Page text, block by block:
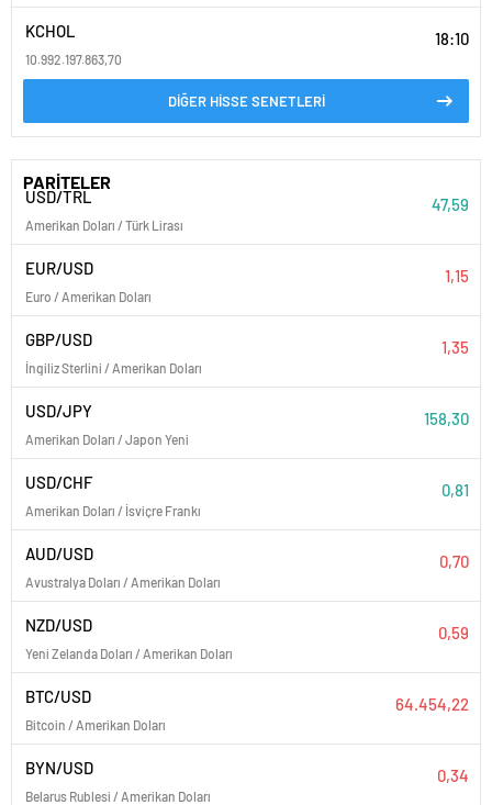
KCHOL
10.992.197.863,70
18:10
DİĞER HİSSE SENETLERİ
PARİTELER
USD/TRL
Amerikan Doları / Türk Lirası
47,59
EUR/USD
Euro / Amerikan Doları
1,15
GBP/USD
İngiliz Sterlini / Amerikan Doları
1,35
USD/JPY
Amerikan Doları / Japon Yeni
158,30
USD/CHF
Amerikan Doları / İsviçre Frankı
0,81
AUD/USD
Avustralya Doları / Amerikan Doları
0,70
NZD/USD
Yeni Zelanda Doları / Amerikan Doları
0,59
BTC/USD
Bitcoin / Amerikan Doları
64.454,22
BYN/USD
Belarus Rublesi / Amerikan Doları
0,34